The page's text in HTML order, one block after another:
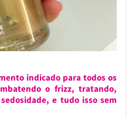
indicado para todos os
o frizz, tratando,
e tudo isso sem